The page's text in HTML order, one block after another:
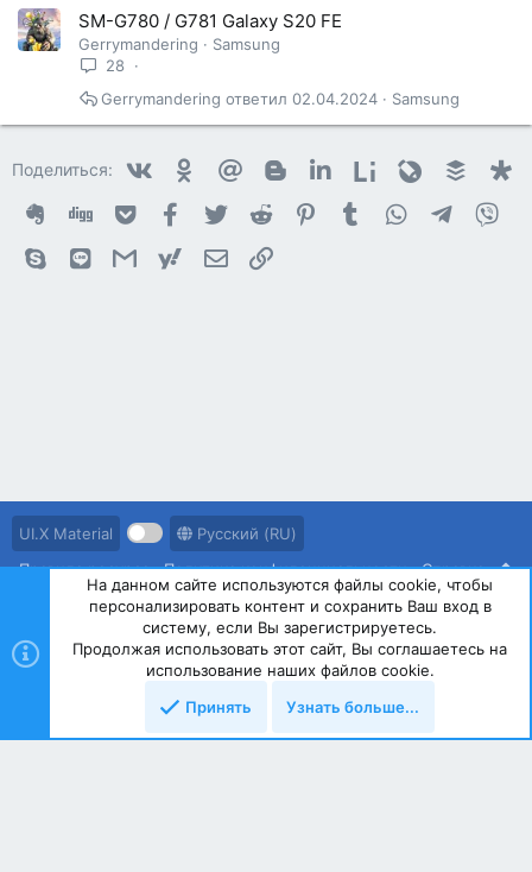
SM-G780 / G781 Galaxy S20 FE
Gerrymandering
Samsung
28
Samsung
02.04.2024
Gerrymandering
Поделиться: VkontakteOdnoklassniki
Mail.ru Blogger LinkedinLiveinternet
Livejournal
Buffer
EvernoteDigg GetpocketFacebook
Twitter Reddit PinterestTumblr WhatsAppTelegram
Skype Line GmailyahoomailЭлектронная почта
UI.X Material
Русский (RU)
Правила ресурса
Политика конфиденциальности Справка
Community platform by XenForo © 2010-2023 XenForo Ltd.
На данном сайте используются файлы cookie, чтобы
персонализировать контент и сохранить Ваш вход в
систему, если Вы зарегистрируетесь.
Продолжая использовать этот сайт, Вы соглашаетесь на
использование наших файлов cookie.
Принять
Узнать больше...